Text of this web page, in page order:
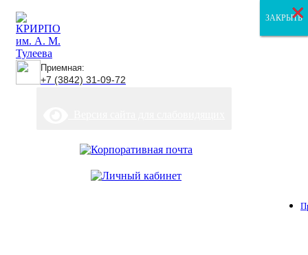
Приемная:
+7 (3842) 31-09-72
ЗАКРЫТЬ
ЗАКРЫТЬ
ЗАКРЫТЬ
×
×
×